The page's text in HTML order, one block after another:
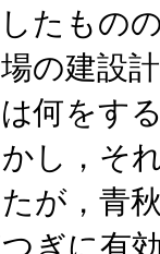
たもの
の建設
何をす
し，そ
が，青
ぎに有